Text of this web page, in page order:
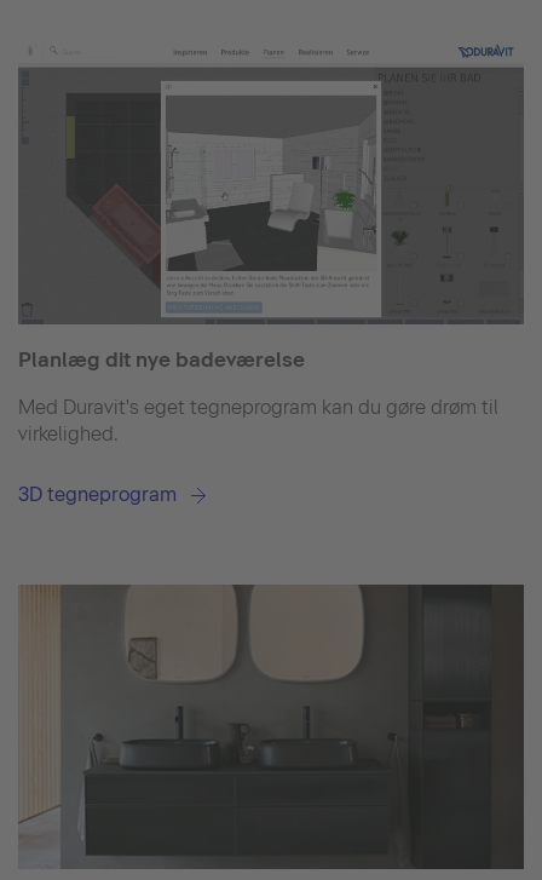
Planlæg dit nye badeværelse
Med Duravit's eget tegneprogram kan du gøre drøm til
virkelighed.
3D tegneprogram